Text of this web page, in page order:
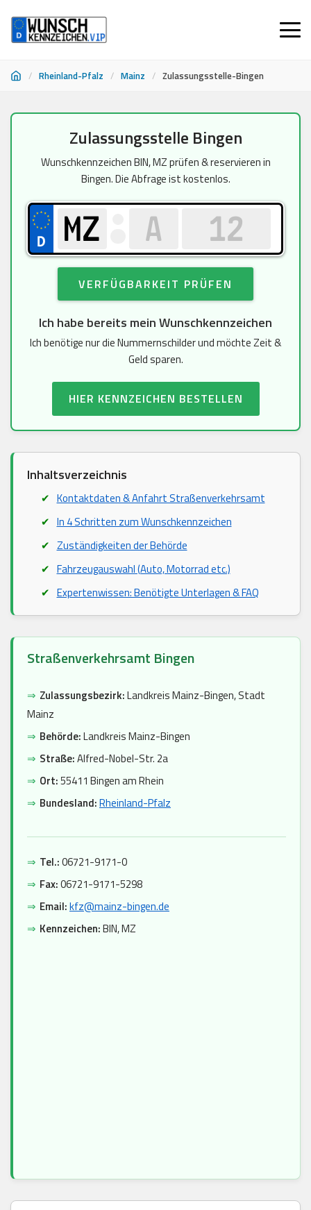
/ Rheinland-Pfalz / Mainz / Zulassungsstelle-Bingen
springen
Zulassungsstelle Bingen
Wunschkennzeichen BIN, MZ prüfen & reservieren in
Bingen. Die Abfrage ist kostenlos.
VERFÜGBARKEIT PRÜFEN
Ich habe bereits mein Wunschkennzeichen
Ich benötige nur die Nummernschilder und möchte Zeit &
Geld sparen.
HIER KENNZEICHEN BESTELLEN
Inhaltsverzeichnis
Kontaktdaten & Anfahrt Straßenverkehrsamt
In 4 Schritten zum Wunschkennzeichen
Zuständigkeiten der Behörde
Fahrzeugauswahl (Auto, Motorrad etc.)
Expertenwissen: Benötigte Unterlagen & FAQ
Straßenverkehrsamt Bingen
⇒ Zulassungsbezirk:Landkreis Mainz-Bingen, Stadt
Mainz
⇒ Behörde:Landkreis Mainz-Bingen
⇒ Straße:Alfred-Nobel-Str. 2a
⇒ Ort:55411 Bingen am Rhein
⇒ Bundesland:Rheinland-Pfalz
⇒ Tel.:06721-9171-0
⇒ Fax:06721-9171-5298
⇒ Email:kfz@mainz-bingen.de
⇒ Kennzeichen:BIN, MZ